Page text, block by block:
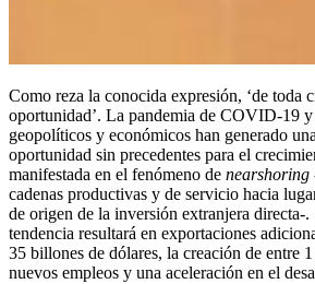
Como reza la conocida expresión, ‘de toda
oportunidad’. La pandemia de COVID-19 y
geopolíticos y económicos han generado
oportunidad sin precedentes para el
manifestada en el fenómeno de nearshoring
cadenas productivas y de servicio hacia
de origen de la inversión extranjera directa-.
tendencia resultará en exportaciones
35 billones de dólares, la creación de entre
nuevos empleos y una aceleración en el